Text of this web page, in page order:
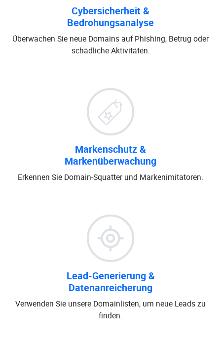
Cybersicherheit &
Bedrohungsanalyse
Überwachen Sie neue Domains auf Phishing, Betrug oder
schädliche Aktivitäten.
Markenschutz &
Markenüberwachung
Erkennen Sie Domain-Squatter und Markenimitatoren.
Lead-Generierung &
Datenanreicherung
Verwenden Sie unsere Domainlisten, um neue Leads zu
finden.